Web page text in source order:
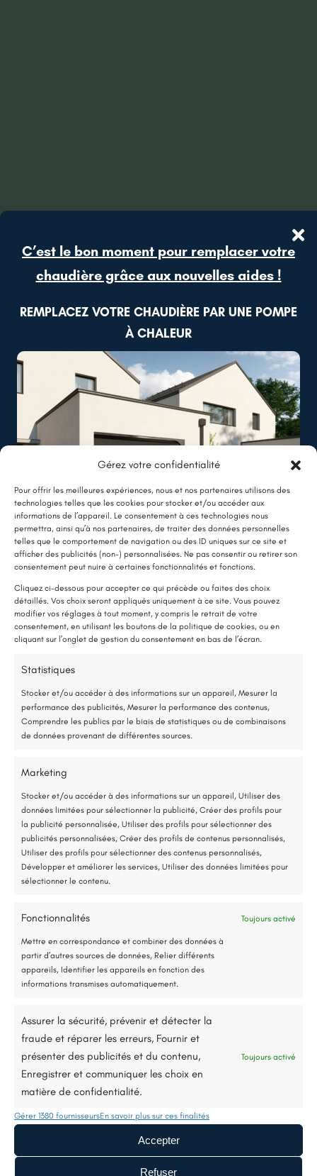
Gérez votre confidentialité
Pour offrir les meilleures expériences, nous et nos partenaires utilisons des
technologies telles que les cookies pour stocker et/ou accéder aux
informations de l’appareil. Le consentement à ces technologies nous
permettra, ainsi qu’à nos partenaires, de traiter des données personnelles
telles que le comportement de navigation ou des ID uniques sur ce site et
afficher des publicités (non-) personnalisées. Ne pas consentir ou retirer son
consentement peut nuire à certaines fonctionnalités et fonctions.
Cliquez ci-dessous pour accepter ce qui précède ou faites des choix
détaillés. Vos choix seront appliqués uniquement à ce site. Vous pouvez
modifier vos réglages à tout moment, y compris le retrait de votre
consentement, en utilisant les boutons de la politique de cookies, ou en
cliquant sur l’onglet de gestion du consentement en bas de l’écran.
Statistiques
Stocker et/ou accéder à des informations sur un appareil, Mesurer la
performance des publicités, Mesurer la performance des contenus,
Comprendre les publics par le biais de statistiques ou de combinaisons
de données provenant de différentes sources.
Marketing
Stocker et/ou accéder à des informations sur un appareil, Utiliser des
données limitées pour sélectionner la publicité, Créer des profils pour
la publicité personnalisée, Utiliser des profils pour sélectionner des
publicités personnalisées, Créer des profils de contenus personnalisés,
Utiliser des profils pour sélectionner des contenus personnalisés,
Développer et améliorer les services, Utiliser des données limitées pour
sélectionner le contenu.
Fonctionnalités Toujours activé
Mettre en correspondance et combiner des données à
partir d’autres sources de données, Relier différents
appareils, Identifier les appareils en fonction des
informations transmises automatiquement.
Assurer la sécurité, prévenir et détecter la
fraude et réparer les erreurs, Fournir et
présenter des publicités et du contenu,
Enregistrer et communiquer les choix en
matière de confidentialité.
Toujours activé
Gérer 1380 fournisseursEn savoir plus sur ces finalités
Accepter
Refuser
Ravalement d’une façade en
peinture
Détails du projet
Nettoyage façade
Ravalement façade
29 mai 2025
Nous contacter
Le ravalement de façade, c’est bien plus
qu’un simple coup de peinture. Sur ce
chantier, on a commencé par reboucher
soigneusement les fissures pénétrantes pour
garantir une base solide et durable. Ensuite,
C’est le bon moment pour remplacer votre
chaudière grâce aux nouvelles aides !
REMPLACEZ VOTRE CHAUDIÈRE PAR UNE POMPE
À CHALEUR
LE SAVIEZ-VOUS ?
Une pompe à chaleur (PAC) utilise très peu d’électricité : elle consomme
environ 1 kWh pour générer 4 kWh de chaleur.
Une solution performante et économique
75 % de l’énergie provient des calories naturellement présentes dans
Étude gratuite et sans engagement
*Aides de l’État disponibles selon votre revenu fiscal
Accompagnement administratif et financier complet
Jusqu’à 80% de prise en charge*